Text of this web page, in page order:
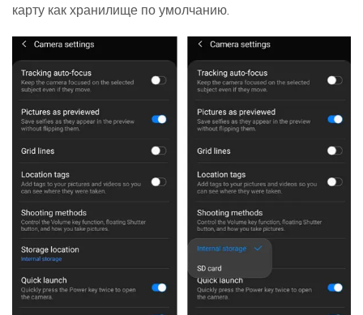
карту как хранилище по умолчанию.